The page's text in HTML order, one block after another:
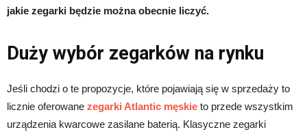
jakie zegarki będzie można obecnie liczyć.
Duży wybór zegarków na rynku
Jeśli chodzi o te propozycje, które pojawiają się w sprzedaży to
licznie oferowane zegarki Atlantic męskie to przede wszystkim
urządzenia kwarcowe zasilane baterią. Klasyczne zegarki